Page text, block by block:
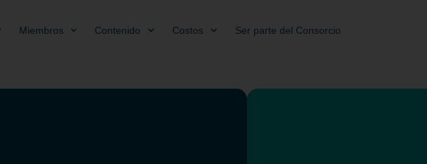
Miembros Contenido Costos Ser parte del Consorcio